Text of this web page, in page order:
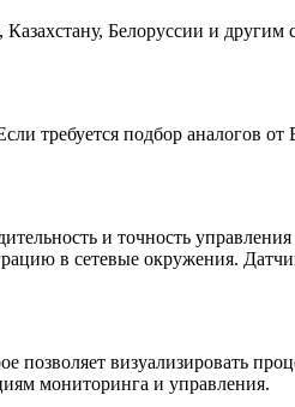
Белоруссии и другим
требуется подбор аналогов
и точность
в сетевые окружения.
позволяет визуализировать
мониторинга и управления.